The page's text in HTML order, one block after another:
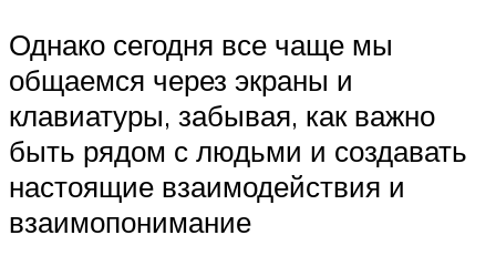
Однако сегодня все чаще мы
общаемся через экраны и
клавиатуры, забывая, как важно
быть рядом с людьми и создавать
настоящие взаимодействия и
взаимопонимание